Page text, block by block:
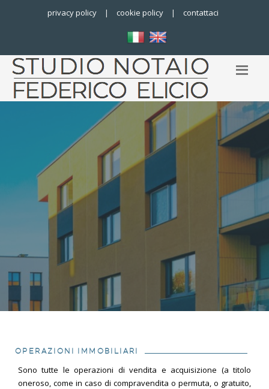
privacy policy | cookie policy | contattaci
OPERAZIONI IMMOBILIARI
Sono tutte le operazioni di vendita e acquisizione (a titolo
oneroso, come in caso di compravendita o permuta, o gratuito,